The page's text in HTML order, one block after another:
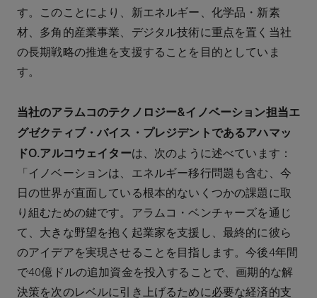
す。このことにより、新エネルギー、化学品・新素
材、多角的産業事業、デジタル技術に重点を置く当社
の長期戦略の推進を支援することを目的としていま
す。
当社のアラムコのテクノロジー&イノベーション担当エ
グゼクティブ・バイス・プレジデントであるアハマッ
ドO.アルコウェイターは、次のように述べています：
「イノベーションは、エネルギー移行問題も含む、今
日の世界が直面している根本的ないくつかの課題に取
り組むための鍵です。アラムコ・ベンチャーズを通じ
て、大きな野望を抱く起業家を支援し、最終的に彼ら
のアイデアを実現させることを目指します。今後4年間
で40億ドルの追加資金を投入することで、画期的な解
決策を次のレベルに引き上げるために必要な経済的支